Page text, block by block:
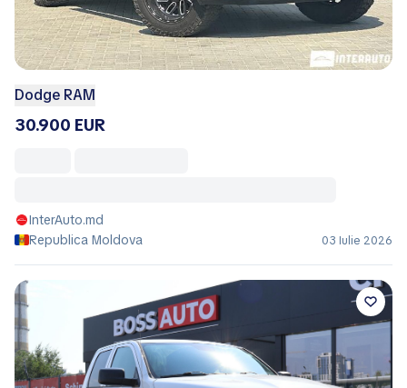
Dodge RAM
30.900 EUR
InterAuto.md
Republica Moldova
03 Iulie 2026